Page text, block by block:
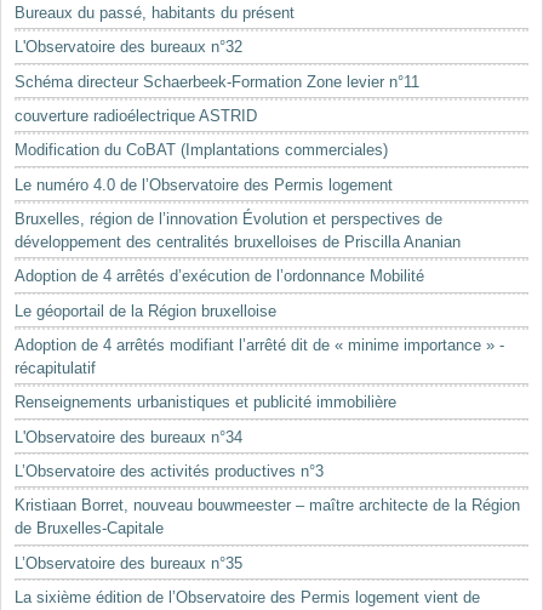
Cartographie
Etudes et publications
Mots-clés
Renseignements urbanistiques
Bureaux du passé, habitants du présent
L'Observatoire des bureaux n°32
Schéma directeur Schaerbeek-Formation Zone levier n°11
couverture radioélectrique ASTRID
Modification du CoBAT (Implantations commerciales)
Le numéro 4.0 de l’Observatoire des Permis logement
Bruxelles, région de l’innovation Évolution et perspectives de
développement des centralités bruxelloises de Priscilla Ananian
Adoption de 4 arrêtés d’exécution de l’ordonnance Mobilité
Le géoportail de la Région bruxelloise
Adoption de 4 arrêtés modifiant l’arrêté dit de « minime importance » -
récapitulatif
Renseignements urbanistiques et publicité immobilière
L'Observatoire des bureaux n°34
L’Observatoire des activités productives n°3
Kristiaan Borret, nouveau bouwmeester – maître architecte de la Région
de Bruxelles-Capitale
L’Observatoire des bureaux n°35
La sixième édition de l’Observatoire des Permis logement vient de